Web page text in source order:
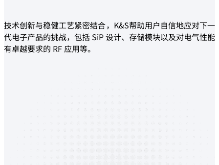
技术创新与稳健工艺紧密结合，K&S帮助用户自信地应对下一
代电子产品的挑战，包括 SiP 设计、存储模块以及对电气性能
有卓越要求的 RF 应用等。